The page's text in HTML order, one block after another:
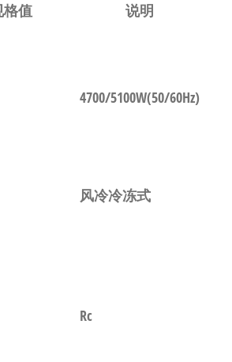
格值 说明
4700/5100W(50/60Hz)
风冷冷冻式
Rc